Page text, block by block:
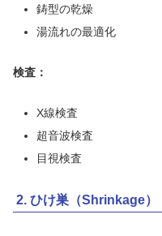
鋳型の乾燥
湯流れの最適化
検査：
X線検査
超音波検査
目視検査
2. ひけ巣（Shrinkage）